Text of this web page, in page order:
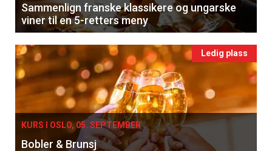
Sammenlign franske klassikere og ungarske
viner til en 5-retters meny
Ledig plass
KURS I OSLO, 05. SEPTEMBER
Bobler & Brunsj